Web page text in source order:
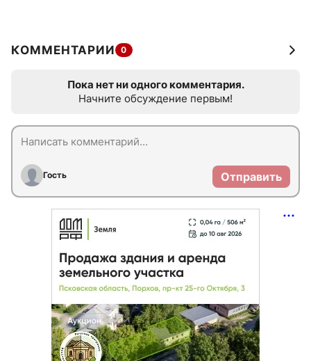
КОММЕНТАРИИ 0
Пока нет ни одного комментария.
Начните обсуждение первым!
Гость Отправить